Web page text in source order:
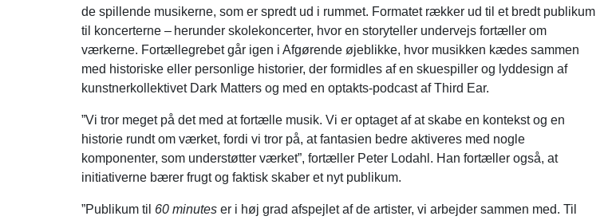
de spillende musikerne, som er spredt ud i rummet. Formatet rækker ud til et bredt publikum
til koncerterne – herunder skolekoncerter, hvor en storyteller undervejs fortæller om
værkerne. Fortællegrebet går igen i Afgørende øjeblikke, hvor musikken kædes sammen
med historiske eller personlige historier, der formidles af en skuespiller og lyddesign af
kunstnerkollektivet Dark Matters og med en optakts-podcast af Third Ear.
”Vi tror meget på det med at fortælle musik. Vi er optaget af at skabe en kontekst og en
historie rundt om værket, fordi vi tror på, at fantasien bedre aktiveres med nogle
komponenter, som understøtter værket”, fortæller Peter Lodahl. Han fortæller også, at
initiativerne bærer frugt og faktisk skaber et nyt publikum.
”Publikum til 60 minutes er i høj grad afspejlet af de artister, vi arbejder sammen med. Til